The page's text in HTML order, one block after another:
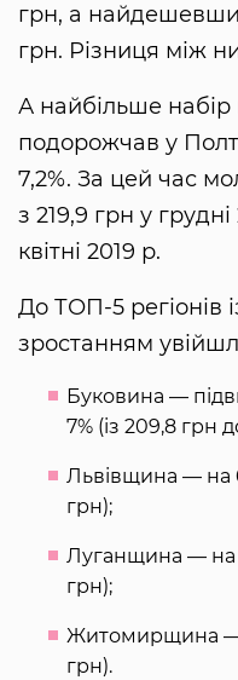
грн, а
грн. Різниця між
А найбільше набір
подорожчав у
7,2%. За цей час
з 219,9 грн у
квітні 2019 р.
До ТОП-5 регіонів
зростанням
Буковина —
7% (із 209,8 грн
Львівщина — на
грн);
Луганщина — на
грн);
Житомирщина —
грн).